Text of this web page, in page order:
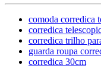
comoda corredica
corredica
corredica trilho
guarda roupa
corredica 30cm